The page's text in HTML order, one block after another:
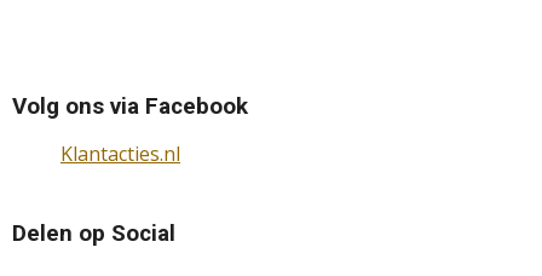
Volg ons via Facebook
Klantacties.nl
Delen op Social